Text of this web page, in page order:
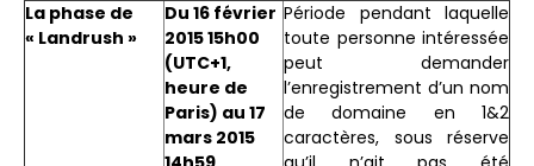
La phase de
« Landrush »
Du 16 février
2015 15h00
(UTC+1,
heure de
Paris) au 17
mars 2015
Période pendant laquelle
toute personne intéressée
peut demander
l’enregistrement d’un nom
de domaine en 1&2
caractères, sous réserve